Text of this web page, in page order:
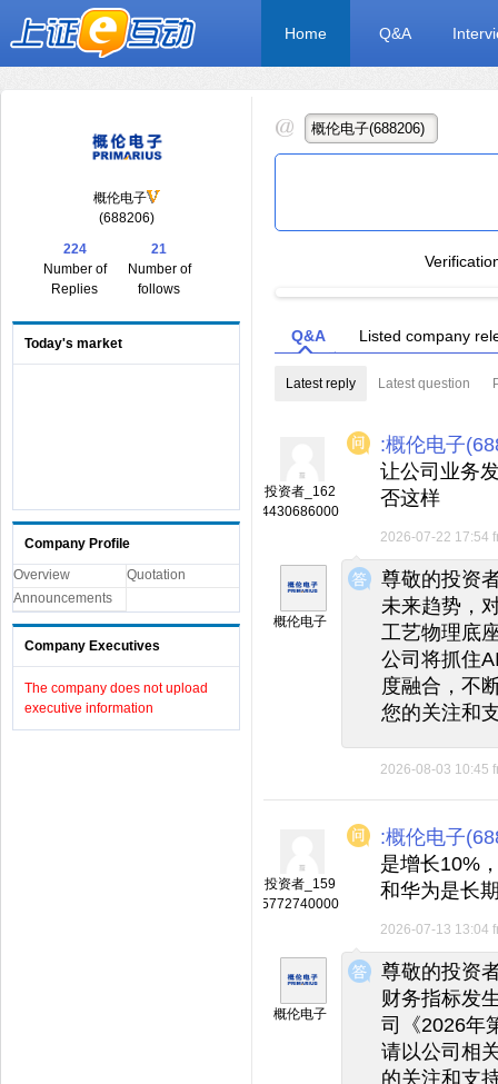
Home Q&A
概伦电子
(688206)
224
Number of
Replies
21
Number of
follows
Today's market
Company Profile
Overview
Quotation
Announcements
Company Executives
The company does not upload
executive information
Q&A Listed company
Latest reply Latest question
投资者_162
4430686000
:概伦电子
让公司业务
否这样
2026-07-22 17:54
◆
◆
概伦电子
尊敬的投资
未来趋势，
工艺物理底
公司将抓住
度融合，不
您的关注和
2026-08-03 10:45
投资者_159
5772740000
:概伦电子
是增长10%
和华为是长
2026-07-13 13:04
◆
◆
概伦电子
尊敬的投资
财务指标发
司《2026年
请以公司相
的关注和支